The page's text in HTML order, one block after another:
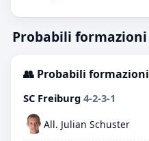
Probabili formazioni
👥 Probabili formazioni
SC Freiburg 4-2-3-1
All. Julian Schuster